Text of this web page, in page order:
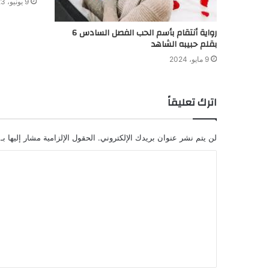
رواية أنتقام بأسم الحب الفصل السادس 6
بقلم حبيبه الشاهد
9 مايو، 2024
اترك تعليقاً
لن يتم نشر عنوان بريدك الإلكتروني. الحقول الإلزامية مشار إليها بـ